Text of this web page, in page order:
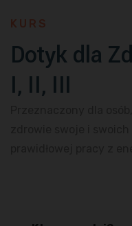
KURS
Dotyk dla
I, II, III